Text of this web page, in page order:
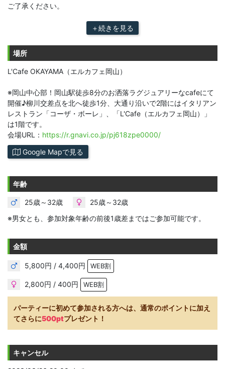
場所
L'Cafe OKAYAMA（エルカフェ岡山）
※岡山中心部！岡山駅徒歩8分のお洒落ラグジュアリーなcafeにて
開催♪柳川交差点を北へ徒歩1分、大通り沿いで2階にはイタリアン
レストラン「コーザ・ボーレ」、「L'Cafe（エルカフェ岡山）」
は1階です。
会場URL： https://r.gnavi.co.jp/pj618zpe0000/
Google Mapで見る
年齢
25歳～32歳
25歳～32歳
※男女とも、参加対象年齢の前後1歳差まではご参加可能です。
金額
5,800円 / 4,400円 WEB割
2,800円 / 400円 WEB割
パーティーに初めて参加される方へは、通常のポイントに加え
てさらに500ptプレゼント！
キャンセル
ご了承ください。
＋続きを見る